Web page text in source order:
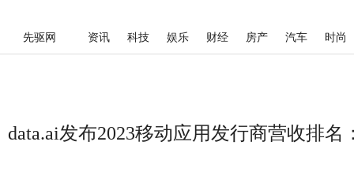
先驱网 资讯 科技 娱乐 财经 房产 汽车 时尚
data.ai发布2023移动应用发行商营收排